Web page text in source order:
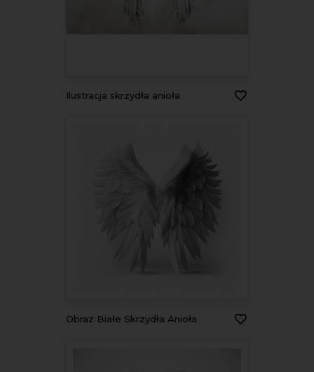
Ilustracja skrzydła anioła
Obraz Białe Skrzydła Anioła